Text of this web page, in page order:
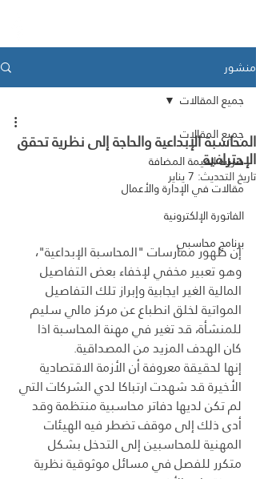
منشور
جميع المقالات
ضريبة القيمة المضافة
مقالات في الإدارة والأعمال
الفاتورة الإلكترونية
برنامج محاسبي
جميع المقالات
المحاسبة الإبداعية والحاجة إلى نظرية تحقق
الإحترافية
تاريخ التحديث: 7 يناير
إن ظهور ممارسات "المحاسبة الإبداعية"،
وهو تعبير مخفي لإخفاء بعض التفاصيل
المالية الغير ايجابية وإبراز تلك التفاصيل
المواتية لخلق انطباع عن مركز مالي سليم
للمنشأة، قد تغير في مهنة المحاسبة اذا
كان الهدف المزيد من المصداقية.
إنها لحقيقة معروفة أن الأزمة الاقتصادية
الأخيرة قد شهدت ارتباكا لدي الشركات التي
لم تكن لديها دفاتر محاسبية منتظمة وقد
أدى ذلك إلى موقف تضطر فيه الهيئات
المهنية للمحاسبين إلى التدخل بشكل
متكرر للفصل في مسائل موثوقية نظرية